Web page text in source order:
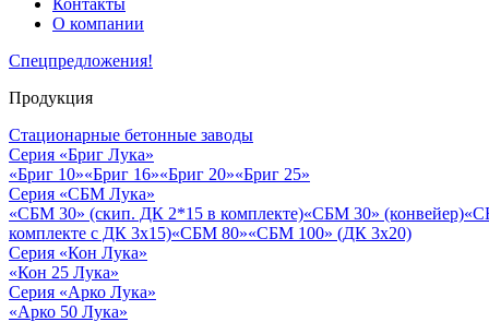
Контакты
О компании
Спецпредложения!
Продукция
Стационарные бетонные заводы
Серия «Бриг Лука»
«Бриг 10»«Бриг 16»«Бриг 20»«Бриг 25»
Серия «СБМ Лука»
«СБМ 30» (скип. ДК 2*15 в комплекте)«СБМ 30» (конвейер)
комплекте с ДК 3х15)«СБМ 80»«СБМ 100» (ДК 3х20)
Серия «Кон Лука»
«Кон 25 Лука»
Серия «Арко Лука»
«Арко 50 Лука»